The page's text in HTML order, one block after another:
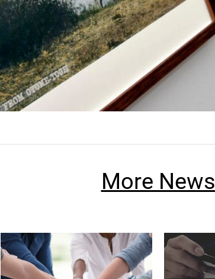
More News